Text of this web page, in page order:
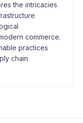
the intricacies
commerce.
practices
chain